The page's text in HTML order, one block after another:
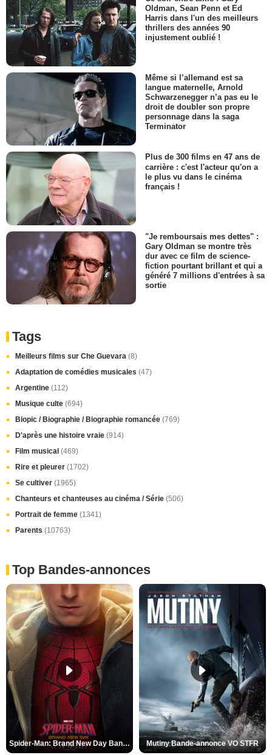
Oldman, Sean Penn et Ed
Harris dans l'un des meilleurs
thrillers des années 90
injustement oublié !
Même si l’allemand est sa
langue maternelle, Arnold
Schwarzenegger n’a pas eu le
droit de doubler son propre
personnage dans la saga
Terminator
Plus de 300 films en 47 ans de
carrière : c'est l'acteur qu'on a
le plus vu dans le cinéma
français !
"Je remboursais mes dettes" :
Gary Oldman se montre très
dur avec ce film de science-
fiction pourtant brillant et qui a
généré 7 millions d'entrées à sa
sortie
Tags
Meilleurs films sur Che Guevara (8)
Adaptation de comédies musicales (47)
Argentine (112)
Musique culte (694)
Biopic / Biographie / Biographie romancée (769)
D'après une histoire vraie (914)
Film musical (469)
Rire et pleurer (1702)
Se cultiver (1965)
Chanteurs et chanteuses au cinéma / Série (506)
Portrait de femme (1341)
Parents (10763)
Top Bandes-annonces
Spider-Man: Brand New Day Bande-annonce VO STFR Mutiny Bande-annonce VO STFR